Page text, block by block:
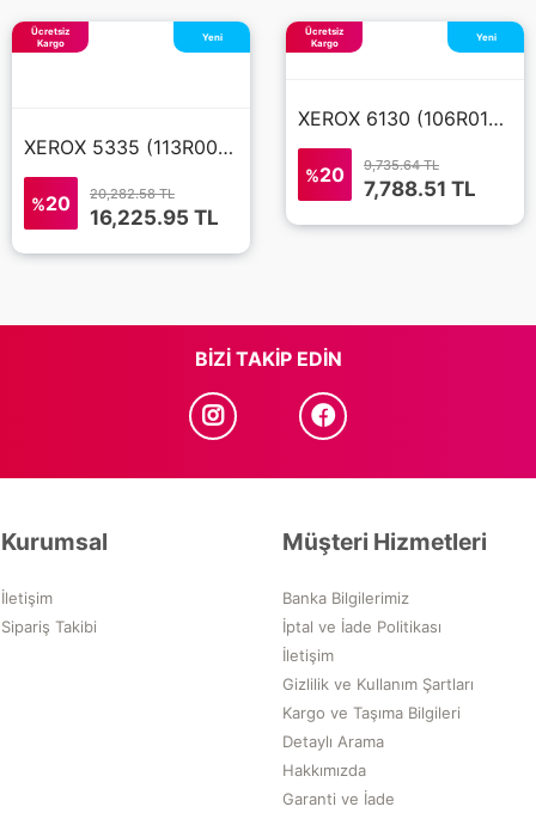
XEROX 5335 (113R00737) ORJINAL SİYAH TONER
Ücretsiz
Kargo
Yeni
%20 20,282.58 TL
16,225.95 TL
XEROX 6130 (106R01282) MAVİ TONER
Ücretsiz
Kargo
Yeni
%20 9,735.64 TL
7,788.51 TL
BIZI TAKIP EDIN
Kurumsal
İletişim
Sipariş Takibi
Müşteri Hizmetleri
Banka Bilgilerimiz
İptal ve İade Politikası
İletişim
Gizlilik ve Kullanım Şartları
Kargo ve Taşıma Bilgileri
Detaylı Arama
Hakkımızda
Garanti ve İade